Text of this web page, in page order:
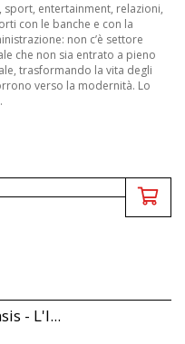
sport, entertainment, relazioni,
con le banche e con la
non c’è settore
che non sia entrato a pieno
trasformando la vita degli
verso la modernità. Lo
- L'I...